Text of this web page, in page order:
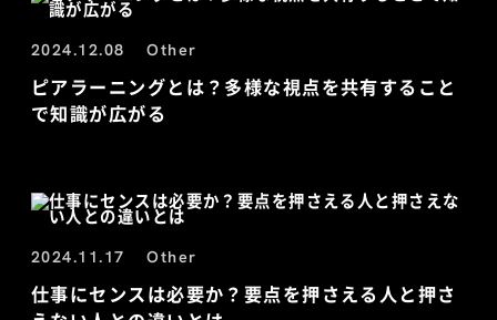
2024.12.08 Other
ピアラーニングとは？多様な視点を共有すること
で知識が広がる
2024.11.17 Other
仕事にセンスは必要か？要点を押さえる人と押さ